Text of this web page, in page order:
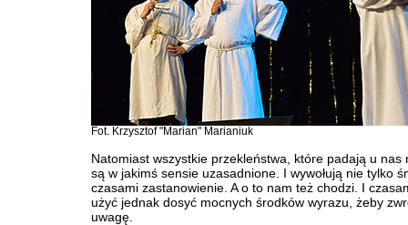
Fot. Krzysztof "Marian" Marianiuk
Natomiast wszystkie przekleństwa, które padają u nas
są w jakimś sensie uzasadnione. I wywołują nie tylko
czasami zastanowienie. A o to nam też chodzi. I
użyć jednak dosyć mocnych środków wyrazu, żeby
uwagę.